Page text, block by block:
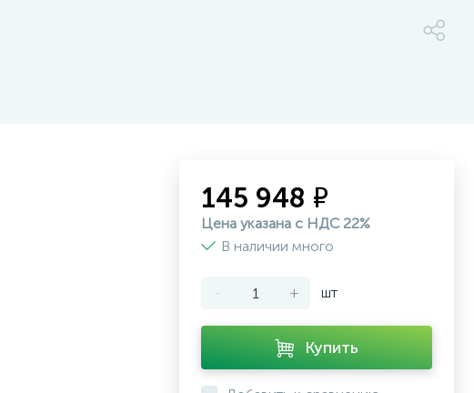
145 948 ₽
Цена указана с НДС 22%
В наличии много
- + шт
Купить